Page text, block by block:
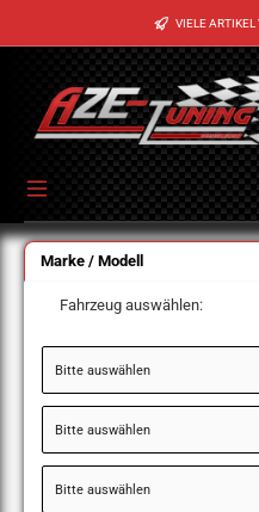
Zum Hauptinhalt springen VIELE ARTIKEL
Marke / Modell
Fahrzeug auswählen: